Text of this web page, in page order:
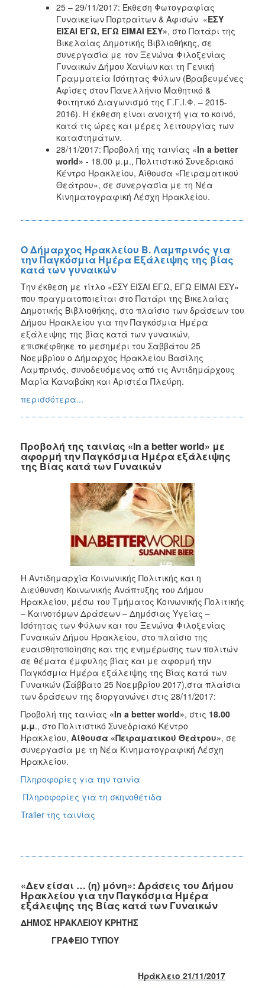
25 – 29/11/2017: Έκθεση Φωτογραφίας
Γυναικείων Πορτραίτων & Αφισών «ΕΣΥ
ΕΙΣΑΙ ΕΓΩ, ΕΓΩ ΕΙΜΑΙ ΕΣΥ», στο Πατάρι της
Βικελαίας Δημοτικής Βιβλιοθήκης, σε
συνεργασία με τον Ξενώνα Φιλοξενίας
Γυναικών Δήμου Χανίων και τη Γενική
Γραμματεία Ισότητας Φύλων (Βραβευμένες
Αφίσες στον Πανελλήνιο Μαθητικό &
Φοιτητικό Διαγωνισμό της Γ.Γ.Ι.Φ. – 2015-
2016). Η έκθεση είναι ανοιχτή για το κοινό,
κατά τις ώρες και μέρες λειτουργίας των
καταστημάτων.
28/11/2017: Προβολή της ταινίας «In a better
world» - 18.00 μ.μ., Πολιτιστικό Συνεδριακό
Κέντρο Ηρακλείου, Αίθουσα «Πειραματικού
Θεάτρου», σε συνεργασία με τη Νέα
Κινηματογραφική Λέσχη Ηρακλείου.
Ο Δήμαρχος Ηρακλείου Β. Λαμπρινός για
την Παγκόσμια Ημέρα Εξάλειψης της βίας
κατά των γυναικών
Την έκθεση με τίτλο «ΕΣΥ ΕΙΣΑΙ ΕΓΩ, ΕΓΩ ΕΙΜΑΙ ΕΣΥ»
που πραγματοποιείται στο Πατάρι της Βικελαίας
Δημοτικής Βιβλιοθήκης, στο πλαίσιο των δράσεων του
Δήμου Ηρακλείου για την Παγκόσμια Ημέρα
εξάλειψης της βίας κατά των γυναικών,
επισκέφθηκε το μεσημέρι του Σαββάτου 25
Νοεμβρίου ο Δήμαρχος Ηρακλείου Βασίλης
Λαμπρινός, συνοδευόμενος από τις Αντιδημάρχους
Μαρία Καναβάκη και Αριστέα Πλεύρη.
περισσότερα...
Προβολή της ταινίας «In a better world» με
αφορμή την Παγκόσμια Ημέρα εξάλειψης
της Βίας κατά των Γυναικών
Η Αντιδημαρχία Κοινωνικής Πολιτικής και η
Διεύθυνση Κοινωνικής Ανάπτυξης του Δήμου
Ηρακλείου, μέσω του Τμήματος Κοινωνικής Πολιτικής
– Καινοτόμων Δράσεων – Δημόσιας Υγείας –
Ισότητας των Φύλων και του Ξενώνα Φιλοξενίας
Γυναικών Δήμου Ηρακλείου, στο πλαίσιο της
ευαισθητοποίησης και της ενημέρωσης των πολιτών
σε θέματα έμφυλης βίας και με αφορμή την
Παγκόσμια Ημέρα εξάλειψης της Βίας κατά των
Γυναικών (Σάββατο 25 Νοεμβρίου 2017),στα πλαίσια
των δράσεων της διοργανώνει στις 28/11/2017:
Προβολή της ταινίας «In a better world», στις 18.00
μ.μ., στο Πολιτιστικό Συνεδριακό Κέντρο
Ηρακλείου, Αίθουσα «Πειραματικού Θεάτρου», σε
συνεργασία με τη Νέα Κινηματογραφική Λέσχη
Ηρακλείου.
Πληροφορίες για την ταινία
Πληροφορίες για τη σκηνοθέτιδα
Trailer της ταινίας
«Δεν είσαι … (η) μόνη»: Δράσεις του Δήμου
Ηρακλείου για την Παγκόσμια Ημέρα
εξάλειψης της Βίας κατά των Γυναικών
ΔΗΜΟΣ ΗΡΑΚΛΕΙΟΥ ΚΡΗΤΗΣ
ΓΡΑΦΕΙΟ ΤΥΠΟΥ
Ηράκλειο 21/11/2017